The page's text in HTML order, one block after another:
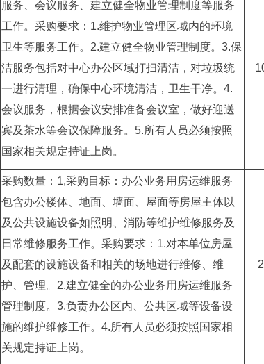
服务、会议服务、建立健全物业管理制度等服务
工作。采购要求：1.维护物业管理区域内的环境
卫生等服务工作。2.建立健全物业管理制度。3.保
洁服务包括对中心办公区域打扫清洁，对垃圾统
一进行清理，确保中心环境清洁，卫生干净。4.
会议服务，根据会议安排准备会议室，做好迎送
宾及茶水等会议保障服务。5.所有人员必须按照
国家相关规定持证上岗。
采购数量：1,采购目标：办公业务用房运维服务
包含办公楼体、地面、墙面、屋面等房屋主体以
及公共设施设备如照明、消防等维护维修服务及
日常维修服务工作。采购要求：1.对本单位房屋
及配套的设施设备和相关的场地进行维修、维
护、管理。2.建立健全的办公业务用房运维服务
管理制度。3.负责办公区内、公共区域等设备设
施的维护维修工作。4.所有人员必须按照国家相
关规定持证上岗。